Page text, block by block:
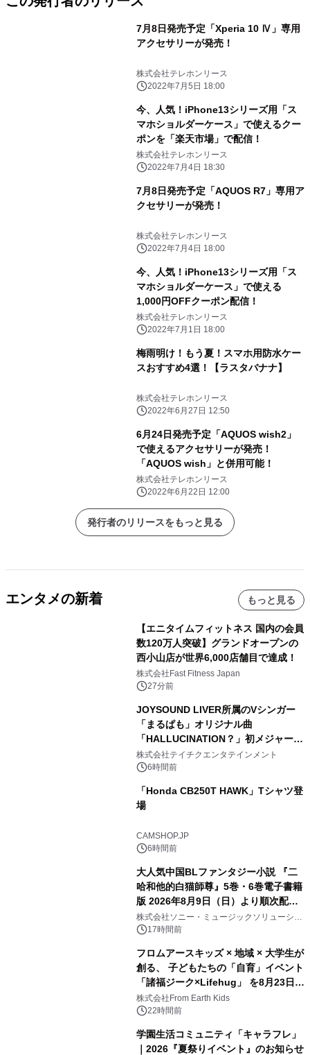
7月8日発売予定「Xperia 10 Ⅳ」専用
アクセサリーが発売！
株式会社テレホンリース
2022年7月5日 18:00
今、人気！iPhone13シリーズ用「ス
マホショルダーケース」で使えるクー
ポンを「楽天市場」で配信！
株式会社テレホンリース
2022年7月4日 18:30
7月8日発売予定「AQUOS R7」専用ア
クセサリーが発売！
株式会社テレホンリース
2022年7月4日 18:00
今、人気！iPhone13シリーズ用「ス
マホショルダーケース」で使える
1,000円OFFクーポン配信！
株式会社テレホンリース
2022年7月1日 18:00
梅雨明け！もう夏！スマホ用防水ケー
スおすすめ4選！【ラスタバナナ】
株式会社テレホンリース
2022年6月27日 12:50
6月24日発売予定「AQUOS wish2」
で使えるアクセサリーが発売！
「AQUOS wish」と併用可能！
株式会社テレホンリース
2022年6月22日 12:00
発行者のリリースをもっと見る
エンタメの新着 もっと見る
【エニタイムフィットネス 国内の会員
数120万人突破】グランドオープンの
西小山店が世界6,000店舗目で達成！
株式会社Fast Fitness Japan
27分前
JOYSOUND LIVER所属のVシンガー
「まるぱも」オリジナル曲
「HALLUCINATION？」初メジャー配
信リリース決定！
株式会社テイチクエンタテインメント
6時間前
「Honda CB250T HAWK」Tシャツ登
場
CAMSHOP.JP
6時間前
大人気中国BLファンタジー小説 『二
哈和他的白猫師尊』5巻・6巻電子書籍
版 2026年8月9日（日）より順次配信
開始
株式会社ソニー・ミュージックソリューショ
ンズ17時間前
フロムアースキッズ × 地域 × 大学生が
創る、 子どもたちの「自育」イベント
「諸福ジーク×Lifehug」 を8月23日
(日)開催
株式会社From Earth Kids
22時間前
学園生活コミュニティ「キャラフレ」
｜2026『夏祭りイベント』のお知らせ